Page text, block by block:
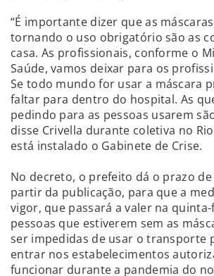
“É importante dizer que as
tornando o uso obrigatório são as
casa. As profissionais, conforme o
Saúde, vamos deixar para os
Se todo mundo for usar a máscara
faltar para dentro do hospital. As
pedindo para as pessoas usarem
disse Crivella durante coletiva no
está instalado o Gabinete de Crise.
No decreto, o prefeito dá o prazo de
partir da publicação, para que a
vigor, que passará a valer na quinta-
pessoas que estiverem sem as
ser impedidas de usar o transporte
entrar nos estabelecimentos
funcionar durante a pandemia do